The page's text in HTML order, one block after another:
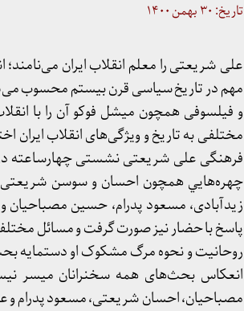
تاریخ: ۳۰ بهمن ۱۴۰۰
علی شریعتی را معلم انقلاب ایران می‌نامند؛
مهم در تاریخ سیاسی قرن بیستم محسوب
و فیلسوفی همچون میشل فوکو آن را با
مختلفی به تاریخ و ویژگی‌های انقلاب
فرهنگی علی شریعتی نشستی چهارساعته در
چهره‌هايي همچون احسان و سوسن
زید‌آبادی، مسعود پدرام، حسین مصباحیان
پاسخ با حضار نیز صورت گرفت و مسائل
روحانیت و نحوه مرگ مشکوک او
انعکاس بحث‌های همه سخنرانان میسر
مصباحیان، احسان شریعتی، مسعود پدرام و